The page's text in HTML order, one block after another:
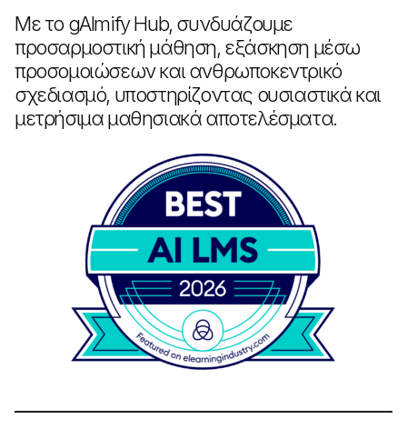
Με το gAImify Hub, συνδυάζουμε
προσαρμοστική μάθηση, εξάσκηση μέσω
προσομοιώσεων και ανθρωποκεντρικό
σχεδιασμό, υποστηρίζοντας ουσιαστικά και
μετρήσιμα μαθησιακά αποτελέσματα.